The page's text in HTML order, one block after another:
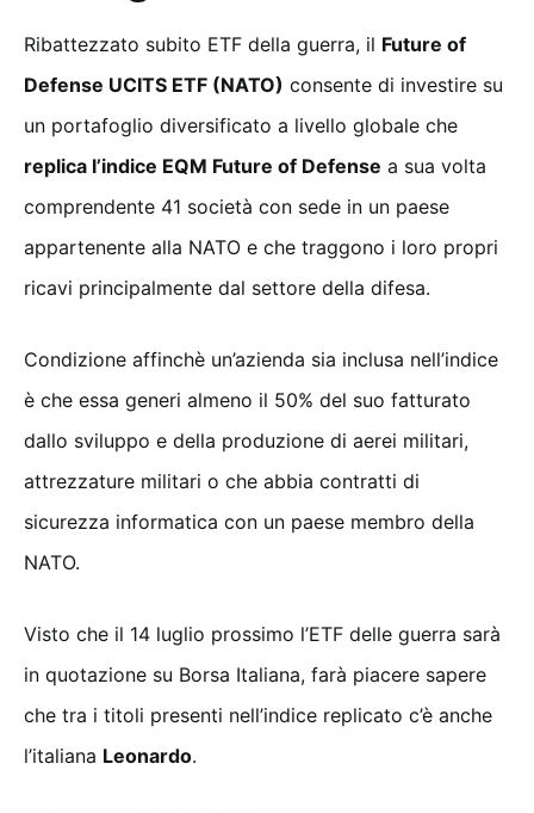
Ribattezzato subito ETF della guerra, il Future of
Defense UCITS ETF (NATO) consente di investire su
un portafoglio diversificato a livello globale che
replica l’indice EQM Future of Defense a sua volta
comprendente 41 società con sede in un paese
appartenente alla NATO e che traggono i loro propri
ricavi principalmente dal settore della difesa.
Condizione affinchè un’azienda sia inclusa nell’indice
è che essa generi almeno il 50% del suo fatturato
dallo sviluppo e della produzione di aerei militari,
attrezzature militari o che abbia contratti di
sicurezza informatica con un paese membro della
NATO.
Visto che il 14 luglio prossimo l’ETF delle guerra sarà
in quotazione su Borsa Italiana, farà piacere sapere
che tra i titoli presenti nell’indice replicato c’è anche
l’italiana Leonardo.